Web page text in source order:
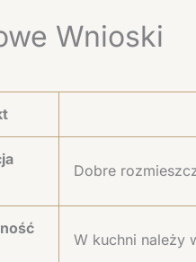
Wnioski
Dobre
W kuchni należy